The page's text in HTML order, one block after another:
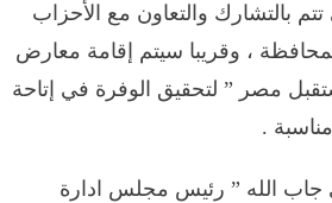
بالتشارك والتعاون مع الأحزاب
، وقريبا سيتم إقامة معارض
مصر ” لتحقيق الوفرة في إتاحة
.
جاب الله ” رئيس مجلس ادارة